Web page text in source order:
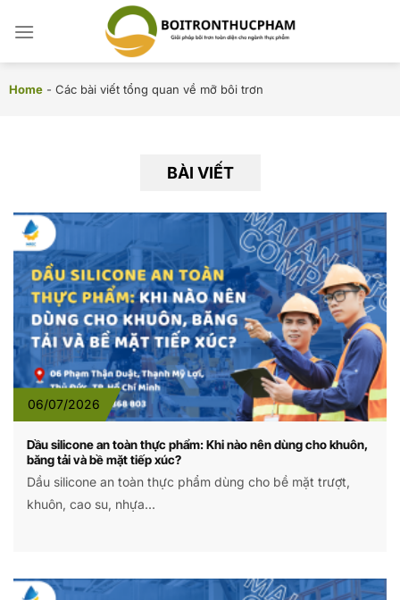
đến
Home - Các bài viết tổng quan về mỡ bôi trơn
BÀI VIẾT
06/07/2026
Dầu silicone an toàn thực phẩm: Khi nào nên dùng cho khuôn,
băng tải và bề mặt tiếp xúc?
Dầu silicone an toàn thực phẩm dùng cho bề mặt trượt,
khuôn, cao su, nhựa...